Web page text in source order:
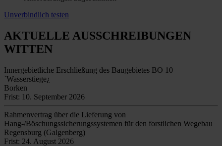
Unverbindlich testen
AKTUELLE AUSSCHREIBUNGEN
WITTEN
Innergebietliche Erschließung des Baugebietes BO 10
`Wasserstiege¿
Borken
Frist: 10. September 2026
Rahmenvertrag über die Lieferung von
Hang-/Böschungssicherungssystemen für den forstlichen Wegebau
Regensburg (Galgenberg)
Frist: 24. August 2026